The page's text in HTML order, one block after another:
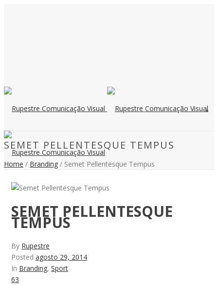
SEMET PELLENTESQUE TEMPUS
Home / Branding / Semet Pellentesque Tempus
SEMET PELLENTESQUE
TEMPUS
By Rupestre
Posted agosto 29, 2014
In Branding, Sport
63